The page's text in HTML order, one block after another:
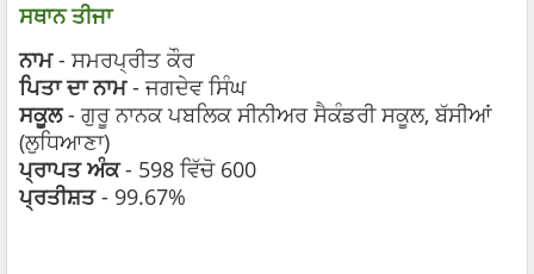
ਸਥਾਨ ਤੀਜਾ
ਨਾਮ- ਸਮਰਪ੍ਰੀਤ ਕੌਰ
ਪਿਤਾ ਦਾ ਨਾਮ- ਜਗਦੇਵ ਸਿੰਘ
ਸਕੂਲ- ਗੁਰੂ ਨਾਨਕ ਪਬਲਿਕ ਸੀਨੀਅਰ ਸੈਕੰਡਰੀ ਸਕੂਲ, ਬੱਸੀਆਂ
(ਲੁਧਿਆਣਾ)
ਪ੍ਰਾਪਤ ਅੰਕ- 598 ਵਿੱਚੋ 600
ਪ੍ਰਤੀਸ਼ਤ- 99.67%